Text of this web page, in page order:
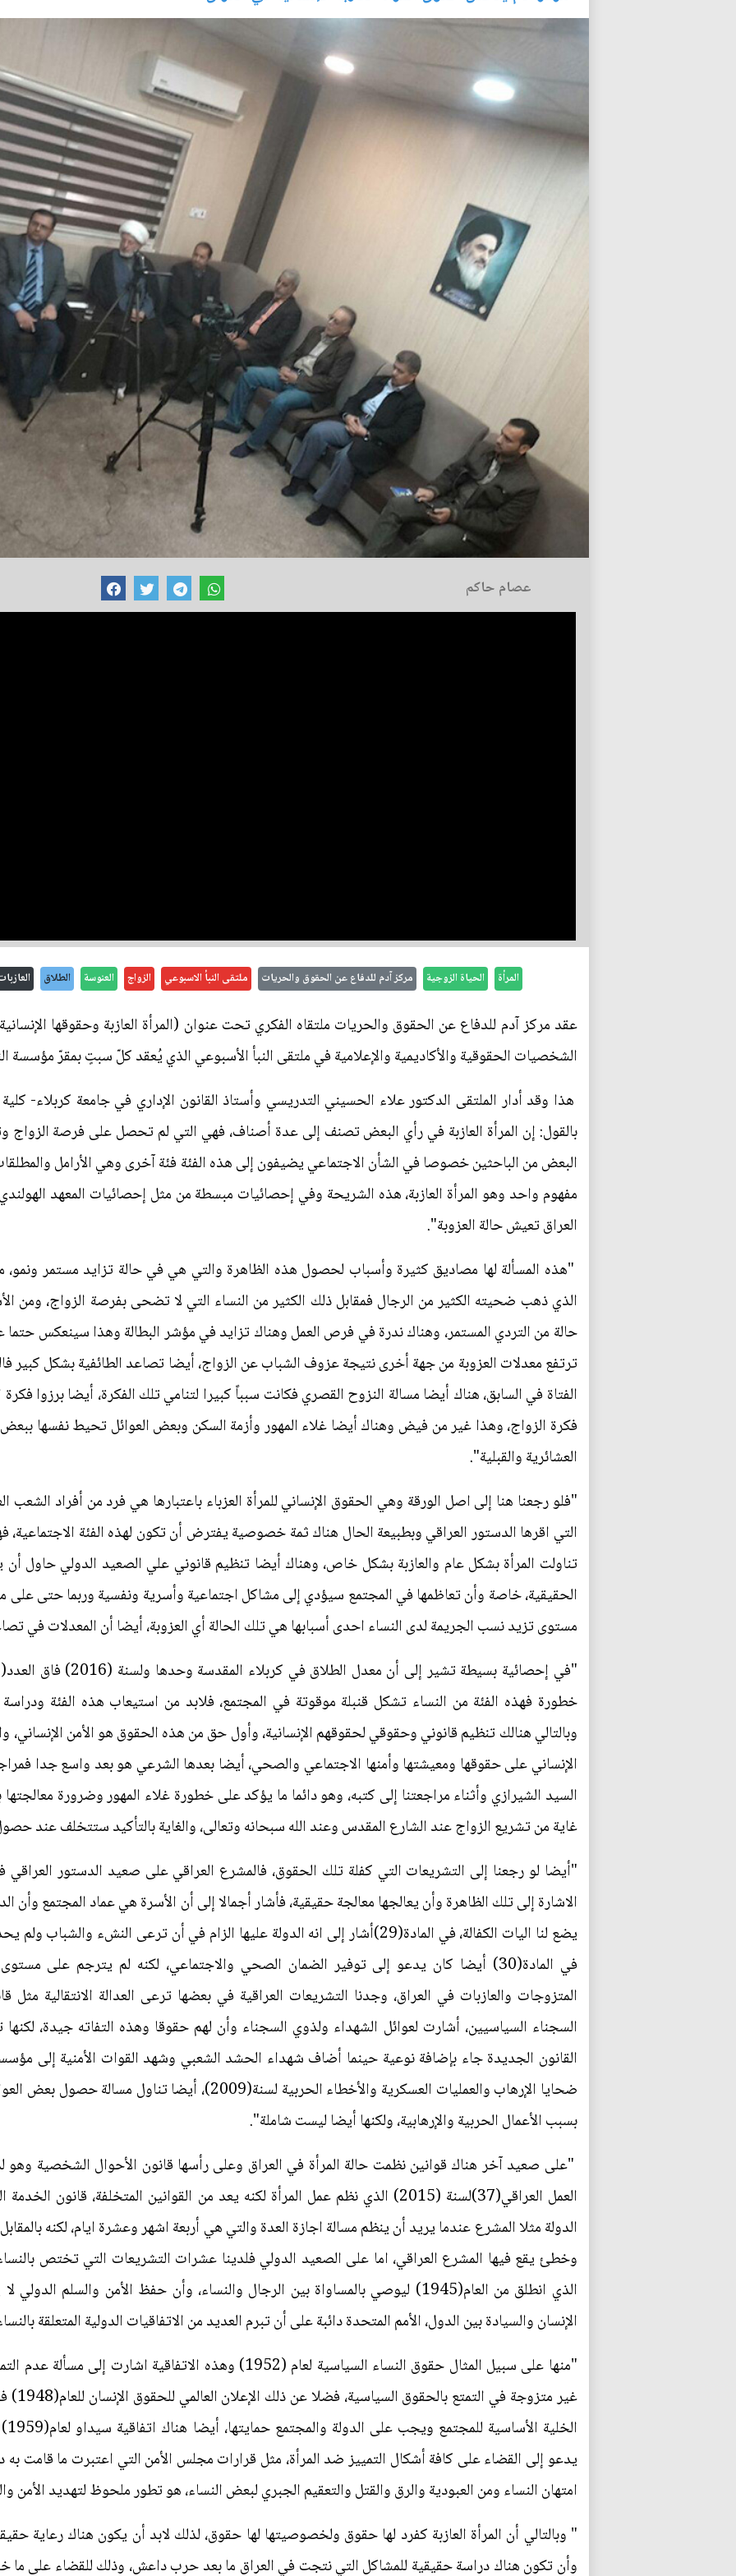
عصام حاكم
المرأة الحياة الزوجية مركز آدم للدفاع عن الحقوق والحريات ملتقى النبأ الاسبوعي الزواج العنوسة الطلاق
عقد مركز آدم للدفاع عن الحقوق والحريات ملتقاه الفكري تحت عنوان (المرأة العازبة وحقوقها
الشخصيات الحقوقية والأكاديمية والإعلامية في ملتقى النبأ الأسبوعي الذي يُعقد كلّ سبتٍ بمقرّ مؤسسة
هذا وقد أدار الملتقى الدكتور علاء الحسيني التدريسي وأستاذ القانون الإداري في جامعة كربلاء-
بالقول: إن المرأة العازبة في رأي البعض تصنف إلى عدة أصناف، فهي التي لم تحصل على فرصة الزواج
البعض من الباحثين خصوصا في الشأن الاجتماعي يضيفون إلى هذه الفئة فئة آخرى وهي الأرامل
العراق تعيش حالة العزوبة".
"هذه المسألة لها مصاديق كثيرة وأسباب لحصول هذه الظاهرة والتي هي في حالة تزايد مستمر ونمو،
الذي ذهب ضحيته الكثير من الرجال فمقابل ذلك الكثير من النساء التي لا تضحى بفرصة الزواج، ومن
حالة من التردي المستمر، وهناك ندرة في فرص العمل وهناك تزايد في مؤشر البطالة وهذا سينعكس حتما
ترتفع معدلات العزوبة من جهة أخرى نتيجة عزوف الشباب عن الزواج، أيضا تصاعد الطائفية بشكل كبير
الفتاة في السابق، هناك أيضا مسالة النزوح القصري فكانت سبباً كبيرا لتنامي تلك الفكرة، أيضا برزوا
فكرة الزواج، وهذا غير من فيض وهناك أيضا غلاء المهور وأزمة السكن وبعض العوائل تحيط نفسها ببعض
العشائرية والقبلية".
"فلو رجعنا هنا إلى اصل الورقة وهي الحقوق الإنساني للمرأة العزباء باعتبارها هي فرد من أفراد
التي اقرها الدستور العراقي وبطبيعة الحال هناك ثمة خصوصية يفترض أن تكون لهذه الفئة الاجتماعية،
تناولت المرأة بشكل عام والعازبة بشكل خاص، وهناك أيضا تنظيم قانوني علي الصعيد الدولي حاول
الحقيقية، خاصة وأن تعاظمها في المجتمع سيؤدي إلى مشاكل اجتماعية وأسرية ونفسية وربما حتى على
مستوى تزيد نسب الجريمة لدى النساء احدى أسبابها هي تلك الحالة أي العزوبة، أيضا أن المعدلات في
خطورة فهذه الفئة من النساء تشكل قنبلة موقوتة في المجتمع، فلابد من استيعاب هذه الفئة ودراسة
وبالتالي هنالك تنظيم قانوني وحقوقي لحقوقهم الإنسانية، وأول حق من هذه الحقوق هو الأمن الإنساني،
الإنساني على حقوقها ومعيشتها وأمنها الاجتماعي والصحي، أيضا بعدها الشرعي هو بعد واسع جدا
السيد الشيرازي وأثناء مراجعتنا إلى كتبه، وهو دائما ما يؤكد على خطورة غلاء المهور وضرورة معالجتها
غاية من تشريع الزواج عند الشارع المقدس وعند الله سبحانه وتعالى، والغاية بالتأكيد ستتخلف عند
الاشارة إلى تلك الظاهرة وأن يعالجها معالجة حقيقية، فأشار أجمالا إلى أن الأسرة هي عماد المجتمع وأن
يضع لنا اليات الكفالة، في المادة(29)أشار إلى انه الدولة عليها الزام في أن ترعى
في المادة(30) أيضا كان يدعو إلى توفير الضمان الصحي والاجتماعي، لكنه لم يترجم على
المتزوجات والعازبات في العراق، وجدنا التشريعات العراقية في بعضها ترعى العدالة الانتقالية
السجناء السياسيين، أشارت لعوائل الشهداء ولذوي السجناء وأن لهم حقوقا وهذه التفاته جيدة،
القانون الجديدة جاء بإضافة نوعية حينما أضاف شهداء الحشد الشعبي وشهد القوات الأمنية إلى
ضحايا الإرهاب والعمليات العسكرية والأخطاء الحربية
بسبب الأعمال الحربية والإرهابية، ولكنها أيضا ليست شاملة".
"على صعيد آخر هناك قوانين نظمت حالة المرأة في العراق وعلى رأسها قانون الأحوال الشخصية وهو
العمل العراقي(37)لسنة (2015) الذي نظم عمل المرأة لكنه يعد من القوانين المتخلفة،
الدولة مثلا المشرع عندما يريد أن ينظم مسالة اجازة العدة والتي هي أربعة اشهر وعشرة ايام، لكنه
وخطئ يقع فيها المشرع العراقي، اما على الصعيد الدولي فلدينا عشرات التشريعات التي تختص بالنساء
الذي انطلق من العام(1945) ليوصي بالمساواة بين الرجال والنساء، وأن حفظ الأمن
الإنسان والسيادة بين الدول، الأمم المتحدة دائبة على أن تبرم العديد من الاتفاقيات الدولية المتعلقة
"منها على سبيل المثال حقوق النساء السياسية لعام (1952) وهذه
يدعو إلى القضاء على كافة أشكال التمييز ضد المرأة، مثل قرارات مجلس الأمن التي اعتبرت ما قامت
امتهان النساء ومن العبودية والرق والقتل والتعقيم الجبري لبعض النساء، هو تطور ملحوظ لتهديد
" وبالتالي أن المرأة العازبة كفرد لها حقوق ولخصوصيتها لها حقوق، لذلك لابد أن يكون هناك رعاية
وأن تكون هناك دراسة حقيقية للمشاكل التي نتجت في العراق ما بعد حرب داعش، وذلك للقضاء على ما